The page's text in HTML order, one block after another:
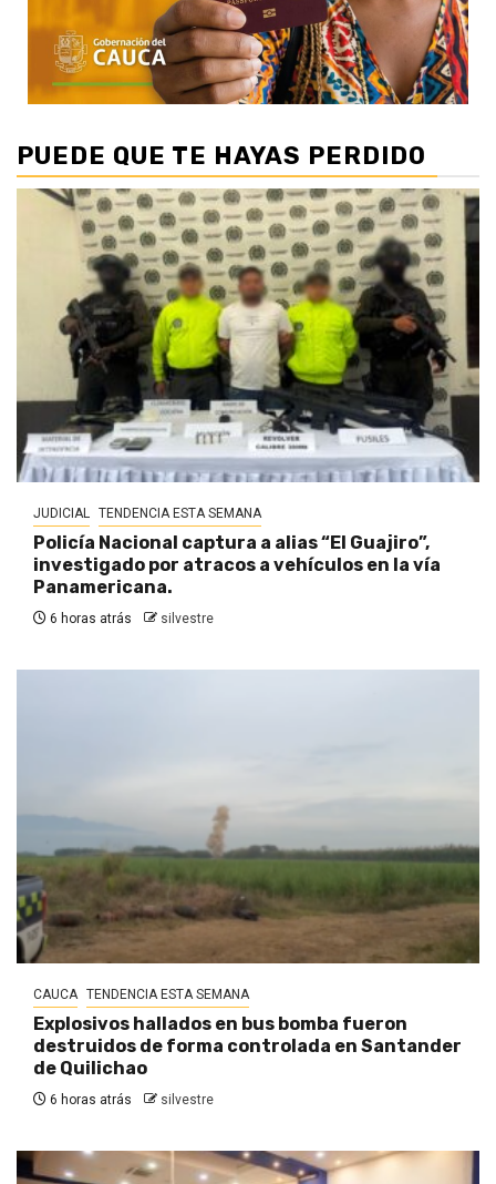
PUEDE QUE TE HAYAS PERDIDO
JUDICIAL TENDENCIA ESTA SEMANA
Policía Nacional captura a alias “El Guajiro”,
investigado por atracos a vehículos en la vía
Panamericana.
6 horas atrás silvestre
CAUCA TENDENCIA ESTA SEMANA
Explosivos hallados en bus bomba fueron
destruidos de forma controlada en Santander
de Quilichao
6 horas atrás silvestre